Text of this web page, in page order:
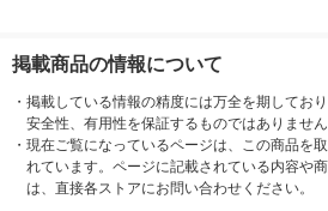
掲載商品の情報について
・ 掲載している情報の精度には万全を期してお
安全性、有用性を保証するものではありません
・ 現在ご覧になっているページは、この商品を
れています。ページに記載されている内容や
は、直接各ストアにお問い合わせください。